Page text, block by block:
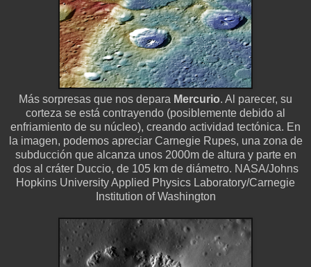
Más sorpresas que nos depara Mercurio. Al parecer, su
corteza se está contrayendo (posiblemente debido al
enfriamiento de su núcleo), creando actividad tectónica. En
la imagen, podemos apreciar Carnegie Rupes, una zona de
subducción que alcanza unos 2000m de altura y parte en
dos al cráter Duccio, de 105 km de diámetro. NASA/Johns
Hopkins University Applied Physics Laboratory/Carnegie
Institution of Washington